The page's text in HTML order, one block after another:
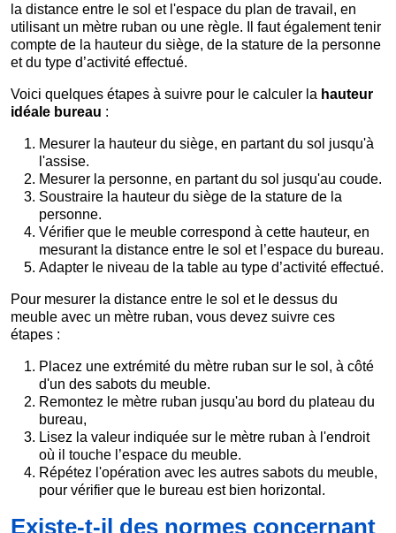
la distance entre le sol et l'espace du plan de travail, en
utilisant un mètre ruban ou une règle. Il faut également tenir
compte de la hauteur du siège, de la stature de la personne
et du type d’activité effectué.
Voici quelques étapes à suivre pour le calculer la hauteur
idéale bureau :
Mesurer la hauteur du siège, en partant du sol jusqu'à
l'assise.
Mesurer la personne, en partant du sol jusqu'au coude.
Soustraire la hauteur du siège de la stature de la
personne.
Vérifier que le meuble correspond à cette hauteur, en
mesurant la distance entre le sol et l’espace du bureau.
Adapter le niveau de la table au type d’activité effectué.
Pour mesurer la distance entre le sol et le dessus du
meuble avec un mètre ruban, vous devez suivre ces
étapes :
Placez une extrémité du mètre ruban sur le sol, à côté
d'un des sabots du meuble.
Remontez le mètre ruban jusqu'au bord du plateau du
bureau,
Lisez la valeur indiquée sur le mètre ruban à l'endroit
où il touche l’espace du meuble.
Répétez l'opération avec les autres sabots du meuble,
pour vérifier que le bureau est bien horizontal.
Existe-t-il des normes concernant